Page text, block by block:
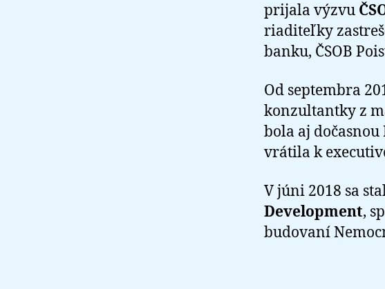
prijala výzvu
riaditeľky
banku, ČSOB
Od septembra
konzultantky z
bola aj
vrátila k
V júni 2018 sa
Development,
budovaní